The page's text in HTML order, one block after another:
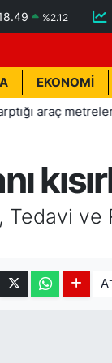
%2.12
EKONOMİ
metrelerce
Tedavi
A-